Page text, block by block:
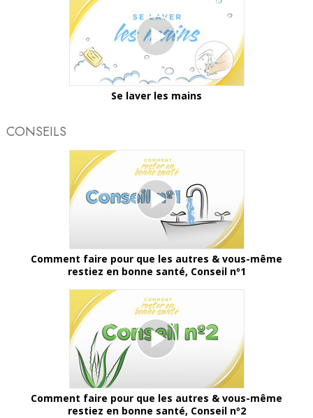
Se laver les mains
CONSEILS
Comment faire pour que les autres & vous-même
restiez en bonne santé, Conseil nº1
Comment faire pour que les autres & vous-même
restiez en bonne santé, Conseil nº2